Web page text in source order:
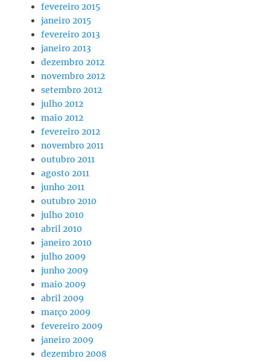
fevereiro 2015
janeiro 2015
fevereiro 2013
janeiro 2013
dezembro 2012
novembro 2012
setembro 2012
julho 2012
maio 2012
fevereiro 2012
novembro 2011
outubro 2011
agosto 2011
junho 2011
outubro 2010
julho 2010
abril 2010
janeiro 2010
julho 2009
junho 2009
maio 2009
abril 2009
março 2009
fevereiro 2009
janeiro 2009
dezembro 2008